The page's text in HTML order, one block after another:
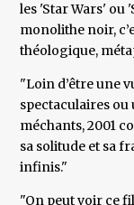
les 'Star Wars' ou
monolithe noir,
théologique,
"Loin d’être une
spectaculaires
méchants, 2001
sa solitude et sa
infinis."
"On peut voir ce